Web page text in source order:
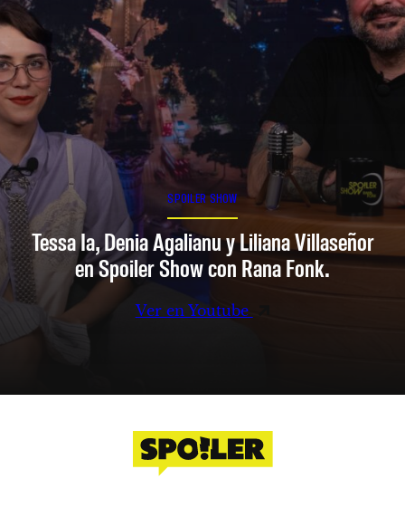
SPOILER SHOW
Tessa Ia, Denia Agalianu y Liliana Villaseñor
en Spoiler Show con Rana Fonk.
Ver en Youtube